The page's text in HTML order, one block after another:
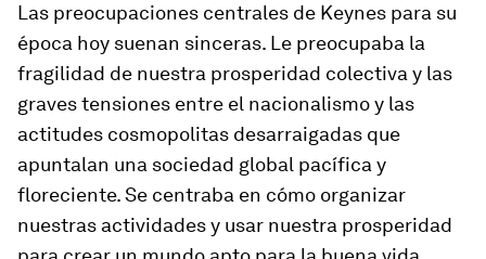
Las preocupaciones centrales de Keynes para su
época hoy suenan sinceras. Le preocupaba la
fragilidad de nuestra prosperidad colectiva y las
graves tensiones entre el nacionalismo y las
actitudes cosmopolitas desarraigadas que
apuntalan una sociedad global pacífica y
floreciente. Se centraba en cómo organizar
nuestras actividades y usar nuestra prosperidad